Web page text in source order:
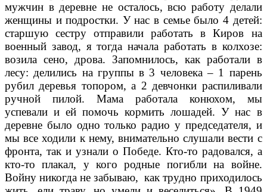
мужчин в деревне не осталось, всю работу делали
женщины и подростки. У нас в семье было 4 детей:
старшую сестру отправили работать в Киров на
военный завод, я тогда начала работать в колхозе:
возила сено, дрова. Запомнилось, как работали в
лесу: делились на группы в 3 человека – 1 парень
рубил деревья топором, а 2 девчонки распиливали
ручной пилой. Мама работала конюхом, мы
успевали и ей помочь кормить лошадей. У нас в
деревне было одно только радио у председателя, и
мы все ходили к нему, внимательно слушали вести с
фронта, так и узнали о Победе. Кто-то радовался, а
кто-то плакал, у кого родные погибли на войне.
Войну никогда не забываю, как трудно приходилось